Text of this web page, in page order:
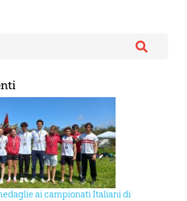
ai campionati Italiani di